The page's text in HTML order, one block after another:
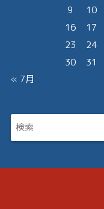
9
10
16
17
23
24
30
31
« 7月